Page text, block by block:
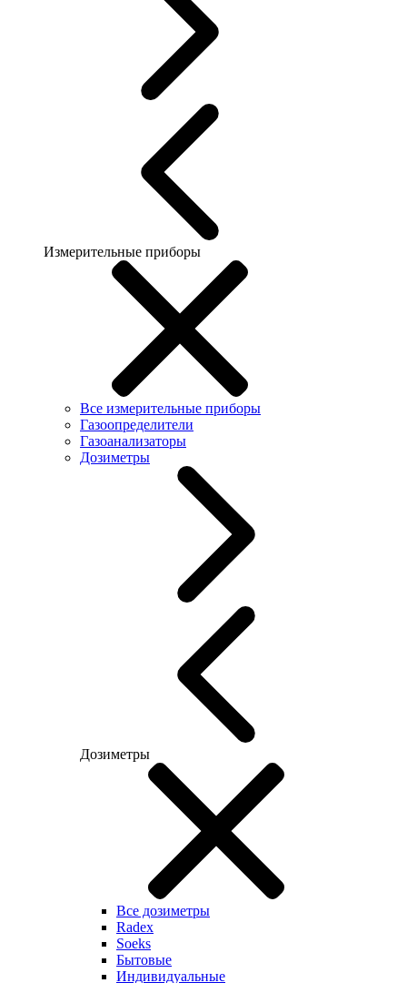
Измерительные приборы
Все измерительные приборы
Газоопределители
Газоанализаторы
Дозиметры
Дозиметры
Все дозиметры
Radex
Soeks
Бытовые
Индивидуальные